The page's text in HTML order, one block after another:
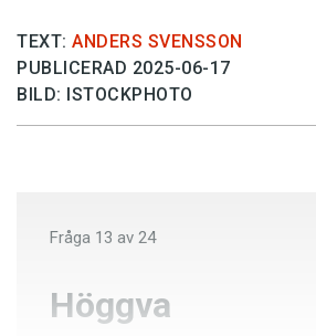
TEXT: ANDERS SVENSSON
PUBLICERAD 2025-06-17
BILD: ISTOCKPHOTO
Fråga 13 av 24
Höggva